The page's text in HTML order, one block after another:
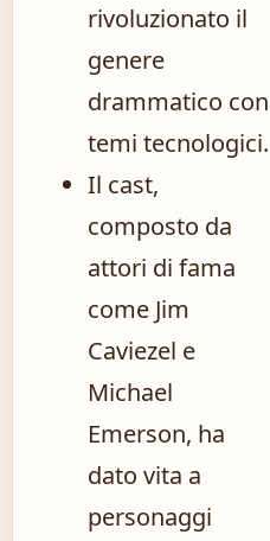
rivoluzionato il
genere
drammatico con
temi tecnologici.
Il cast,
composto da
attori di fama
come Jim
Caviezel e
Michael
Emerson, ha
dato vita a
personaggi